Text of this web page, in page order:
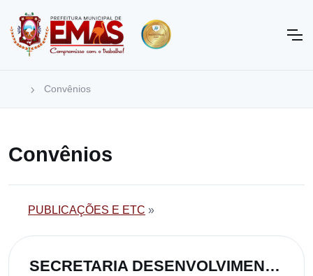
Convênios
Convênios
PUBLICAÇÕES E ETC »
SECRETARIA DESENVOLVIMENTO ECONÔMICO E TURISMO